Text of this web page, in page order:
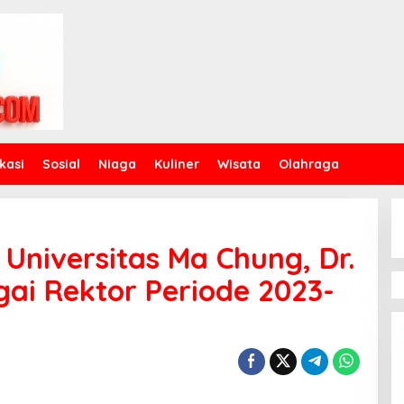
Sosial Niaga Kuliner Wisata Olahraga
Ma Chung, Dr.
Rektor Periode 2023-